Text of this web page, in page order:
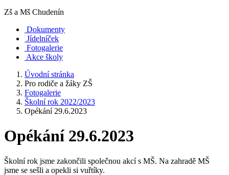
Zš a Mš Chudenín
Dokumenty
Jídelníček
Fotogalerie
Akce školy
Úvodní stránka
Pro rodiče a žáky ZŠ
Fotogalerie
Školní rok 2022/2023
Opékání 29.6.2023
Opékání 29.6.2023
Školní rok jsme zakončili společnou akcí s MŠ. Na zahradě MŠ
jsme se sešli a opekli si vuřtíky.